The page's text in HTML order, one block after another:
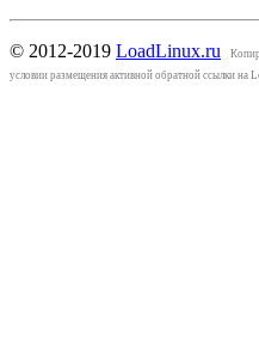
© 2012-2019 LoadLinux.ru
условии размещения активной обратной ссылки на